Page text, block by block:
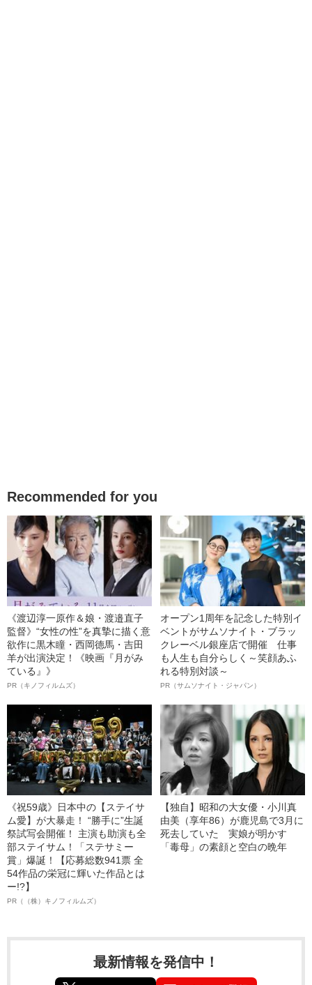
Recommended for you
《渡辺淳一原作＆娘・渡邉直子
監督》“女性の性”を真摯に描く意
欲作に黒木瞳・西岡德馬・吉田
羊が出演決定！《映画『月がみ
ている』》
PR（キノフィルムズ）
オープン1周年を記念した特別イ
ベントがサムソナイト・ブラッ
クレーベル銀座店で開催 仕事
も人生も自分らしく～笑顔あふ
れる特別対談～
PR（サムソナイト・ジャパン）
《祝59歳》日本中の【ステイサ
ム愛】が大暴走！ “勝手に”生誕
祭試写会開催！ 主演も助演も全
部ステイサム！「ステサミー
賞」爆誕！【応募総数941票 全
54作品の栄冠に輝いた作品とは
ー!?】
PR（（株）キノフィルムズ）
【独自】昭和の大女優・小川真
由美（享年86）が鹿児島で3月に
死去していた 実娘が明かす
「毒母」の素顔と空白の晩年
最新情報を発信中！